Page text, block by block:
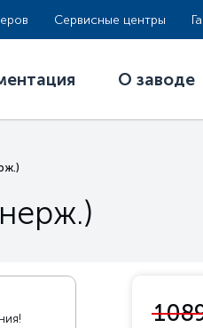
Сервисные центры
О заводе